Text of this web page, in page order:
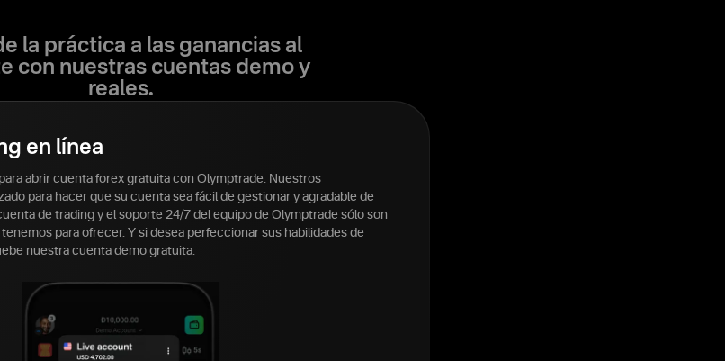
la práctica a las ganancias al
con nuestras cuentas demo y
reales.
en línea
abrir cuenta forex gratuita con Olymptrade. Nuestros
para hacer que su cuenta sea fácil de gestionar y agradable de
de trading y el soporte 24/7 del equipo de Olymptrade sólo son
para ofrecer. Y si desea perfeccionar sus habilidades de
nuestra cuenta demo gratuita.